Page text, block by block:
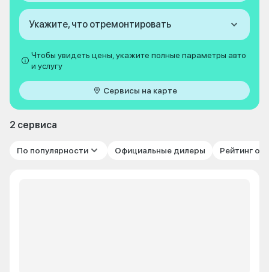
Укажите, что отремонтировать
Чтобы увидеть цены, укажите полные параметры авто
и услугу
Сервисы на карте
2 сервиса
По популярности Официальные дилеры Рейтинг